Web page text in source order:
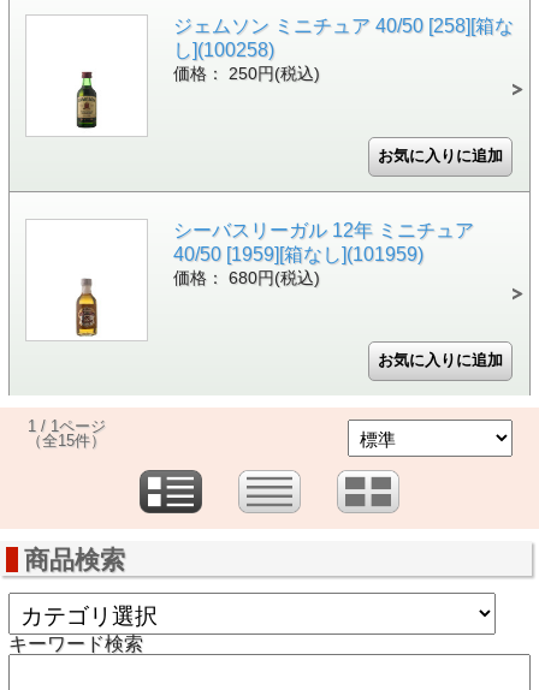
ジェムソン ミニチュア 40/50 [258][箱な
し](100258)
価格： 250円(税込)
シーバスリーガル 12年 ミニチュア
40/50 [1959][箱なし](101959)
価格： 680円(税込)
1 / 1ページ
（全15件）
商品検索
キーワード検索